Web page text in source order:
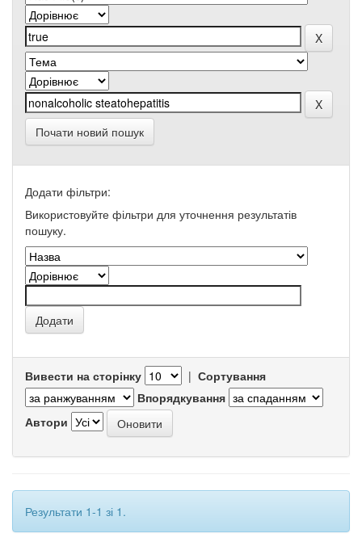
Почати новий пошук
Додати фільтри:
Використовуйте фільтри для уточнення результатів
пошуку.
Вивести на сторінку | Сортування
Впорядкування
Автори
Результати 1-1 зі 1.